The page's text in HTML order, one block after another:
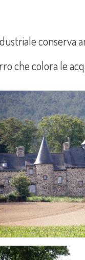
che colora le